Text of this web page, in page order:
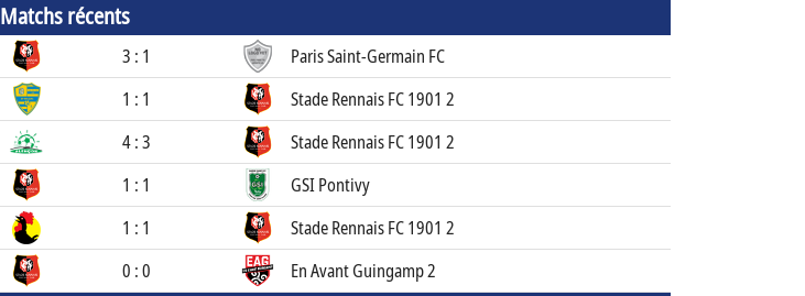
Matchs récents
3 : 1
Paris Saint-Germain FC
1 : 1
Stade Rennais FC 1901 2
4 : 3
Stade Rennais FC 1901 2
1 : 1
GSI Pontivy
1 : 1
Stade Rennais FC 1901 2
0 : 0 En Avant Guingamp 2